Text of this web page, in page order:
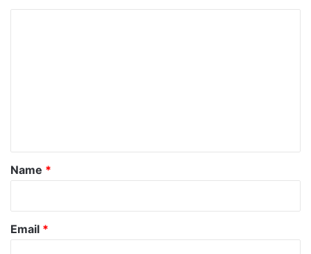
*
Name *
Email *